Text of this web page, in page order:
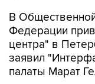
В
Федерации
центра" в
заявил
палаты Марат